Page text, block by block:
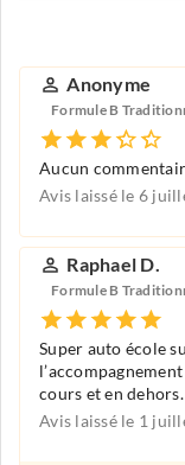
Anonyme
Formule B
Aucun
Avis laissé le 6
Raphael D.
Formule B
Super auto école
cours et en
Avis laissé le 1